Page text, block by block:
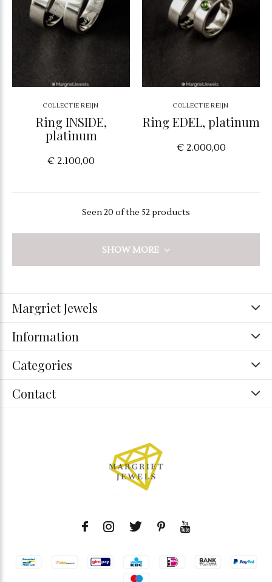
COLLECTIE REIJN
Ring INSIDE,
platinum
€ 2.100,00
COLLECTIE REIJN
Ring EDEL, platinum
€ 2.000,00
Seen 20 of the 52 products
SHOW MORE
Margriet Jewels
Information
Categories
Contact